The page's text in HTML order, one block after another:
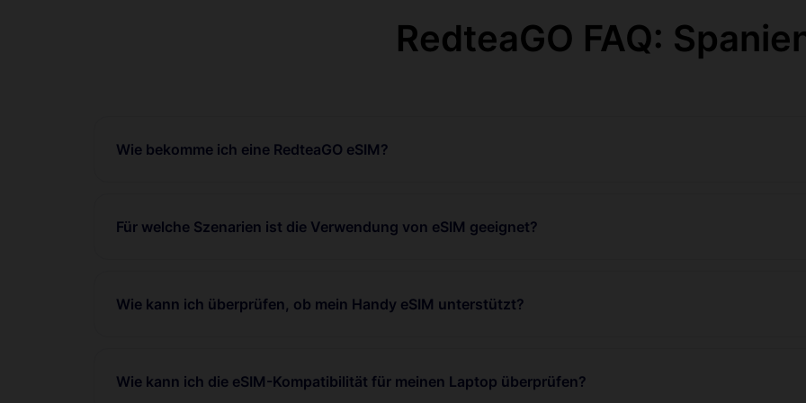
RedteaGO FAQ:
Wie bekomme ich eine RedteaGO eSIM?
Für welche Szenarien ist die Verwendung von eSIM geeignet?
Wie kann ich überprüfen, ob mein Handy eSIM unterstützt?
Wie kann ich die eSIM-Kompatibilität für meinen Laptop überprüfen?